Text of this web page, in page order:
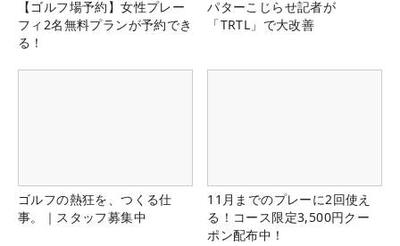
【ゴルフ場予約】女性プレー
フィ2名無料プランが予約でき
る！
パターこじらせ記者が
「TRTL」で大改善
ゴルフの熱狂を、つくる仕
事。｜スタッフ募集中
11月までのプレーに2回使え
る！コース限定3,500円クー
ポン配布中！